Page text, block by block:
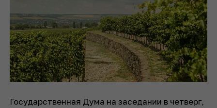
Государственная Дума на заседании в четверг,